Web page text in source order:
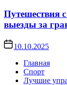
Путешествия
выезды за
10.10.2025
Главная
Спорт
Лучшие